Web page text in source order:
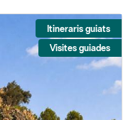
Itineraris guiats
Visites guiades